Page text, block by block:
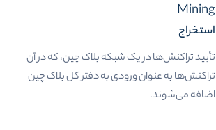
Mining
استخراج
تأیید تراکنش‌ها در یک شبکه بلاک چین، که در آن
تراکنش‌ها به عنوان ورودی به دفتر کل بلاک چین
اضافه می‌شوند.